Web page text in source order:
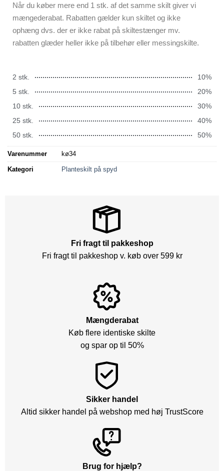
Når du køber mere end 1 stk. af det samme skilt giver vi
mængederabat. Rabatten gælder kun skiltet og ikke
ophæng dvs. der er ikke rabat på skiltestænger mv.
rabatten glæder heller ikke på tilbehør eller messingskilte.
2 stk.
10%
5 stk.
20%
10 stk.
30%
25 stk.
40%
50 stk.
50%
Varenummer kø34
Kategori Planteskilt på spyd
Fri fragt til pakkeshop
Fri fragt til pakkeshop v. køb over 599 kr
Mængderabat
Køb flere identiske skilte
og spar op til 50%
Sikker handel
Altid sikker handel på webshop med høj TrustScore
Brug for hjælp?